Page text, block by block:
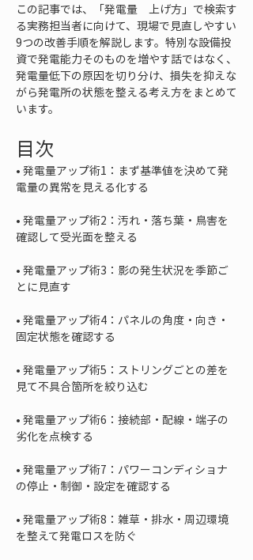
この記事では、「発電量　上げ方」で検索す
る実務担当者に向けて、現場で見直しやすい
9つの改善手順を解説します。特別な設備投
資で発電能力そのものを増やす話ではなく、
発電量低下の原因を切り分け、損失を抑えな
がら発電所の状態を整える考え方をまとめて
います。
目次
• 発電量アップ術1：まず基準値を決めて発
• 発電量アップ術2：汚れ・落ち葉・鳥害を
• 発電量アップ術3：影の発生状況を季節ご
• 発電量アップ術4：パネルの角度・向き・
• 発電量アップ術5：ストリングごとの差を
• 発電量アップ術6：接続部・配線・端子の
• 発電量アップ術7：パワーコンディショナ
• 発電量アップ術8：雑草・排水・周辺環境